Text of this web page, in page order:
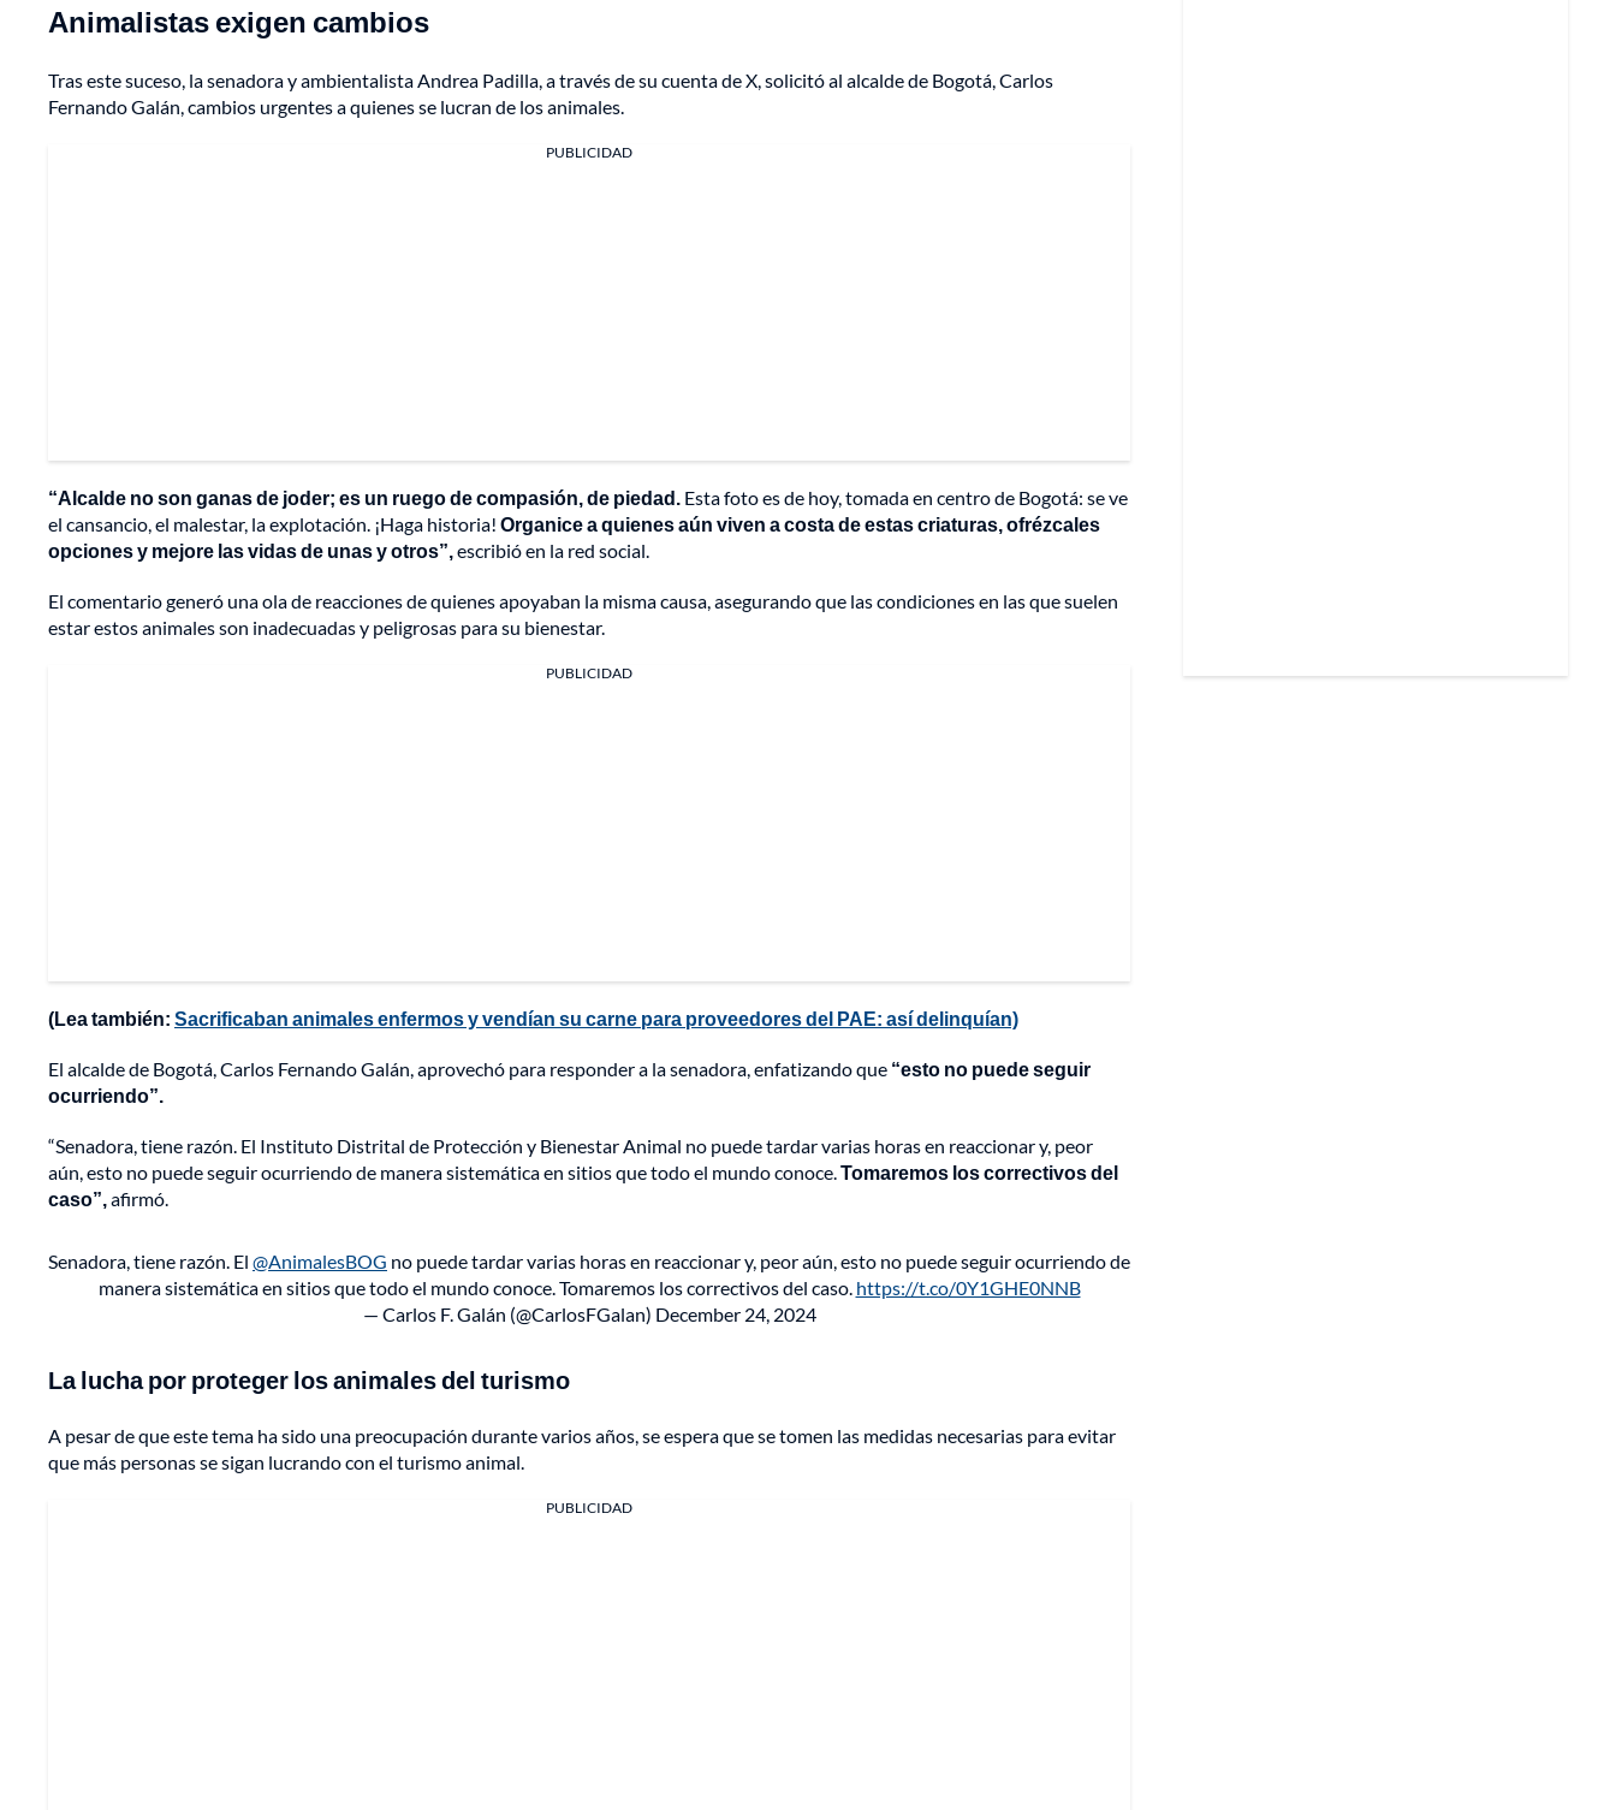
Animalistas exigen cambios
Tras este suceso, la senadora y ambientalista Andrea Padilla, a través de su cuenta de X, solicitó al alcalde de Bogotá, Carlos
Fernando Galán, cambios urgentes a quienes se lucran de los animales.
PUBLICIDAD
“Alcalde no son ganas de joder; es un ruego de compasión, de piedad. Esta foto es de hoy, tomada en centro de Bogotá: se ve
el cansancio, el malestar, la explotación. ¡Haga historia! Organice a quienes aún viven a costa de estas criaturas, ofrézcales
opciones y mejore las vidas de unas y otros”,escribió en la red social.
El comentario generó una ola de reacciones de quienes apoyaban la misma causa, asegurando que las condiciones en las que suelen
estar estos animales son inadecuadas y peligrosas para su bienestar.
PUBLICIDAD
(Lea también: Sacrificaban animales enfermos y vendían su carne para proveedores del PAE: así delinquían)
El alcalde de Bogotá, Carlos Fernando Galán, aprovechó para responder a la senadora, enfatizando que “esto no puede seguir
ocurriendo”.
“Senadora, tiene razón. El Instituto Distrital de Protección y Bienestar Animal no puede tardar varias horas en reaccionar y, peor
aún, esto no puede seguir ocurriendo de manera sistemática en sitios que todo el mundo conoce.Tomaremos los correctivos del
caso”,afirmó.
Senadora, tiene razón. El @AnimalesBOG no puede tardar varias horas en reaccionar y, peor aún, esto no puede seguir ocurriendo de
manera sistemática en sitios que todo el mundo conoce. Tomaremos los correctivos del caso. https://t.co/0Y1GHE0NNB
— Carlos F. Galán (@CarlosFGalan) December 24, 2024
La lucha por proteger los animales del turismo
A pesar de que este tema ha sido una preocupación durante varios años, se espera que se tomen las medidas necesarias para evitar
que más personas se sigan lucrando con el turismo animal.
PUBLICIDAD